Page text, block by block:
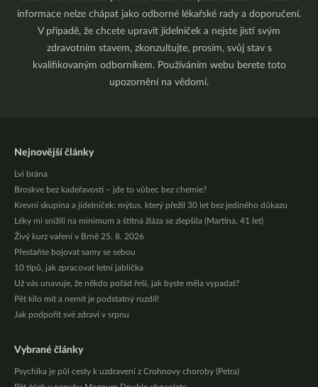
informace nelze chápat jako odborné lékařské rady a doporučení.
V případě, že chcete upravit jídelníček a nejste jistí svým
zdravotním stavem, zkonzultujte, prosím, svůj stav s
kvalifikovaným odborníkem. Používáním webu berete toto
upozornění na vědomí.
Nejnovější články
Lví brána
Broskve bez kadeřavosti – jde to vůbec bez chemie?
Krevní skupina a jídelníček: mýtus, který přežil 30 let bez jediného důkazu
Léky mi snížili na minimum a štítná žláza se zlepšila (Martina, 41 let)
Živý kurz vaření v Brně 25. 8. 2026
Přestaňte bojovat samy se sebou
10 tipů, jak zpracovat letní jablíčka
Už vás unavuje, že někdo pořád řeší, jak byste měla vypadat?
Pět kilo mít a nemít je podstatný rozdíl!
Jak podpořit své zdraví v srpnu
Vybrané články
Psychika je půl cesty k uzdravení z Crohnovy choroby (Petra)